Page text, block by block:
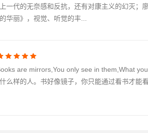
一代的无奈感和反抗，还有对康主义的幻灭
华丽》，视觉、听觉的丰...
are mirrors,You only see in them,What
么样的人。书好像镜子，你只能通过看书才能